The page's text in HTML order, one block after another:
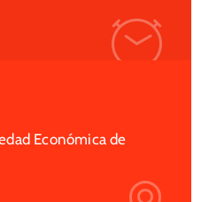
Económica de